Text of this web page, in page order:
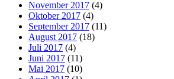
November 2017 (4)
Oktober 2017 (4)
September 2017 (11)
August 2017 (18)
Juli 2017 (4)
Juni 2017 (11)
Mai 2017 (10)